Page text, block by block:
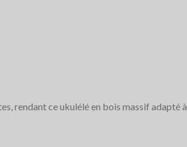
rendant ce ukulélé en bois massif adapté à